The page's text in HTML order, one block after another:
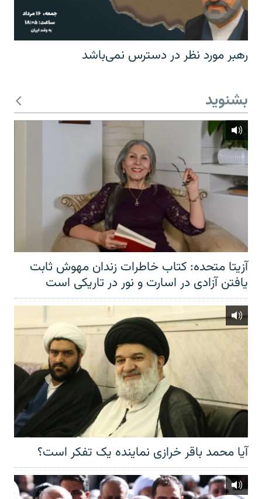
رهبر مورد نظر در دسترس نمی‌باشد
بشنوید
آزیتا متحده: کتاب خاطرات زندان مهوش ثابت
یافتن آزادی در اسارت و نور در تاریکی است
آیا محمد باقر خرازی نماینده یک تفکر است؟